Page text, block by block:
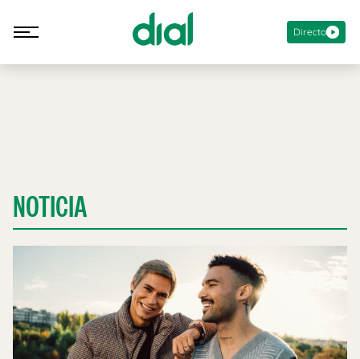
Directo
NOTICIA